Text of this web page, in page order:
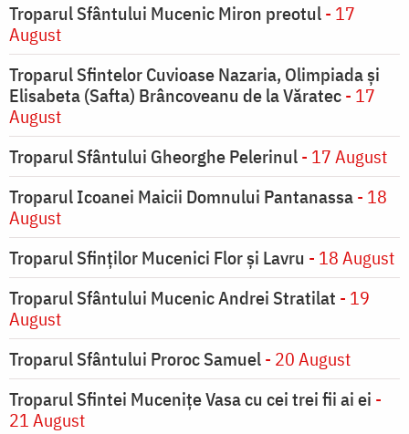
Troparul Sfântului Mucenic Miron preotul- 17
August
Troparul Sfintelor Cuvioase Nazaria, Olimpiada și
Elisabeta (Safta) Brâncoveanu de la Văratec- 17
August
Troparul Sfântului Gheorghe Pelerinul- 17 August
Troparul Icoanei Maicii Domnului Pantanassa- 18
August
Troparul Sfinţilor Mucenici Flor şi Lavru - 18 August
Troparul Sfântului Mucenic Andrei Stratilat - 19
August
Troparul Sfântului Proroc Samuel- 20 August
Troparul Sfintei Muceniţe Vasa cu cei trei fii ai ei -
21 August